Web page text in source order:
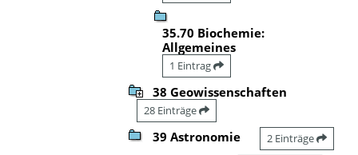
35.70 Biochemie:
Allgemeines
1 Eintrag
38 Geowissenschaften
28 Einträge
39 Astronomie 2 Einträge